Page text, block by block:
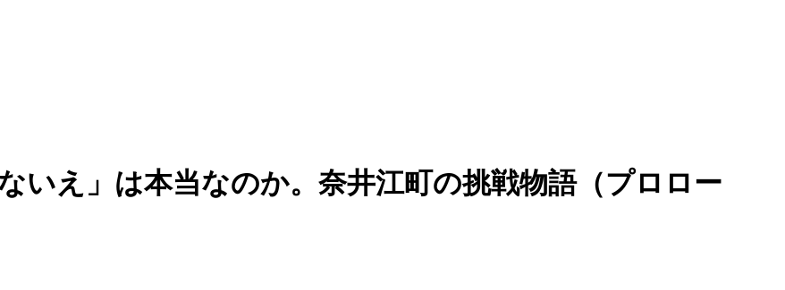
いえ」は本当なのか。奈井江町の挑戦物語（プロロー